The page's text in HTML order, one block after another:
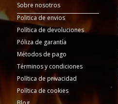
Sobre nosotros
Politica de envios
Política de devoluciones
Póliza de garantía
Métodos de pago
Términos y condiciones
Política de privacidad
Política de cookies